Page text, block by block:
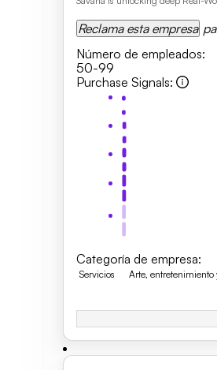
Reclama esta empresa
Número de empleados:
50-99
Purchase Signals:
Categoría de empresa:
Servicios Arte, entretenimiento